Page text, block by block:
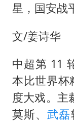
星，国安战
文/姜诗华
中超第 11
本比世界杯
度大戏。主
莫斯、武磊